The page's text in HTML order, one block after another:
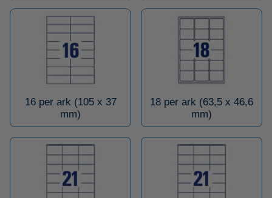
16 per ark (105 x 37
mm)
18 per ark (63,5 x 46,6
mm)